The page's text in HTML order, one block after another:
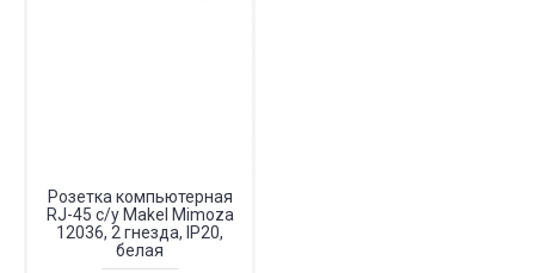
Розетка компьютерная
RJ-45 с/у Makel Mimoza
12036, 2 гнезда, IP20,
белая